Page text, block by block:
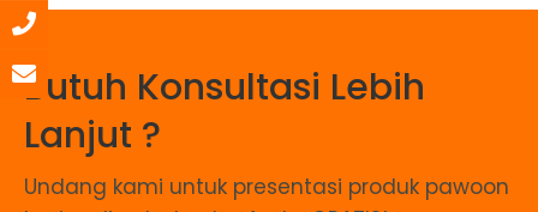
Butuh Konsultasi Lebih
Lanjut ?
Undang kami untuk presentasi produk pawoon